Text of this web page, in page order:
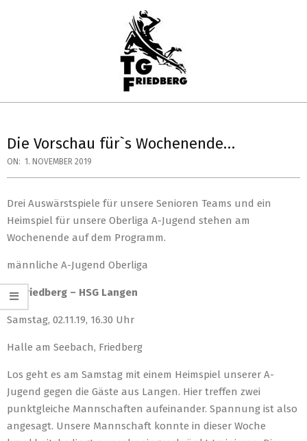
TG
HANDBALL
Menu
Die Vorschau für`s Wochenende…
ON: 1. NOVEMBER 2019
Drei Auswärstspiele für unsere Senioren Teams und ein
Heimspiel für unsere Oberliga A-Jugend stehen am
Wochenende auf dem Programm.
männliche A-Jugend Oberliga
TG Friedberg – HSG Langen
Samstag, 02.11.19, 16.30 Uhr
Halle am Seebach, Friedberg
Los geht es am Samstag mit einem Heimspiel unserer A-
Jugend gegen die Gäste aus Langen. Hier treffen zwei
punktgleiche Mannschaften aufeinander. Spannung ist also
angesagt. Unsere Mannschaft konnte in dieser Woche